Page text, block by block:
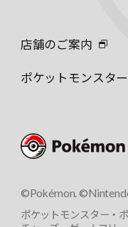
店舗のご案内
ポケットモンスタ
©Pokémon.
ポケットモンスター・